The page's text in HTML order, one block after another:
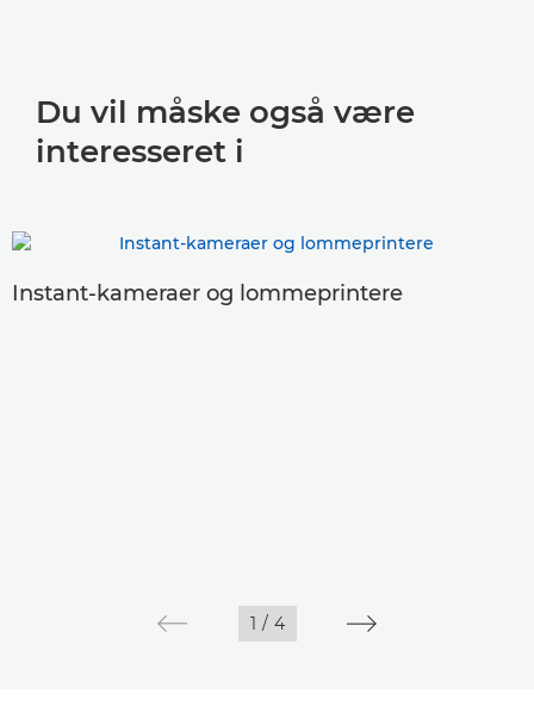
Du vil måske også være
interesseret i
Instant-kameraer og lommeprintere
1 / 4